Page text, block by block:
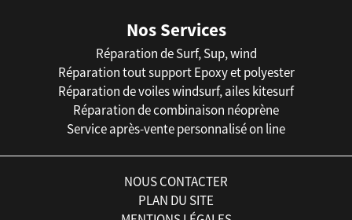
Nos Services
Réparation de Surf, Sup, wind
Réparation tout support Epoxy et polyester
Réparation de voiles windsurf, ailes kitesurf
Réparation de combinaison néoprène
Service après-vente personnalisé on line
NOUS CONTACTER
PLAN DU SITE